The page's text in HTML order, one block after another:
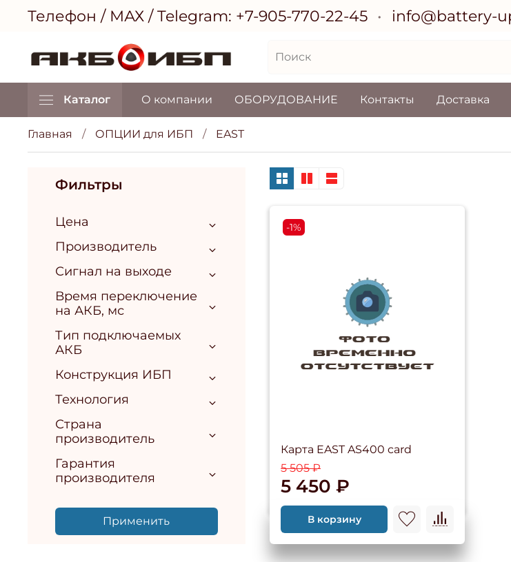
Телефон / МАХ / Telegram: +7-905-770-22-45 info@battery-
Каталог О компании ОБОРУДОВАНИЕ Контакты Доставка
Главная ОПЦИИ для ИБП EAST
-1%
Карта EAST AS400 card
5 505 ₽
5 450 ₽
В корзину
Фильтры
Цена
Производитель
Сигнал на выходе
Время переключение
на АКБ, мс
Тип подключаемых
АКБ
Конструкция ИБП
Технология
Страна
производитель
Гарантия
производителя
Применить